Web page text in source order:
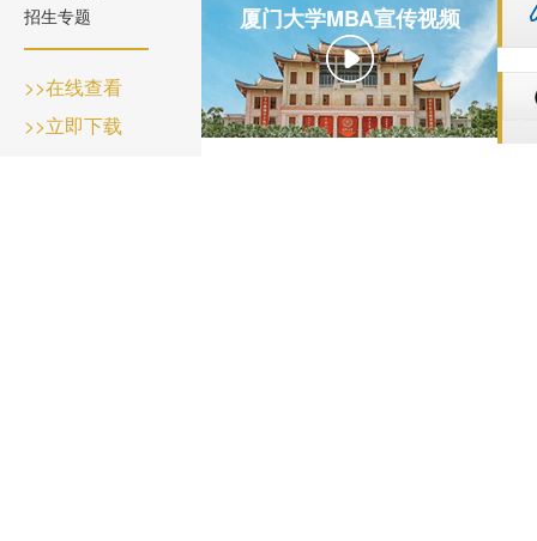
招生专题
>>在线查看
>>立即下载
厦门大学MBA宣传视频